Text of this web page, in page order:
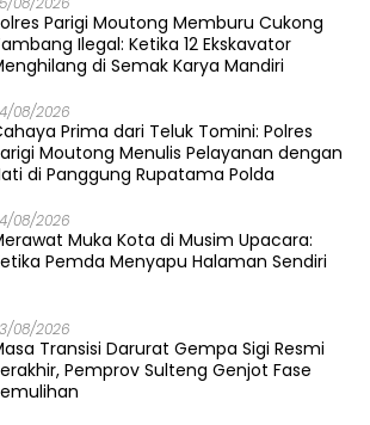
Parigi Moutong Memburu Cukong
Ilegal: Ketika 12 Ekskavator
di Semak Karya Mandiri
08/2026
Prima dari Teluk Tomini: Polres
Moutong Menulis Pelayanan dengan
di Panggung Rupatama Polda
08/2026
Muka Kota di Musim Upacara:
Pemda Menyapu Halaman Sendiri
08/2026
Transisi Darurat Gempa Sigi Resmi
Pemprov Sulteng Genjot Fase